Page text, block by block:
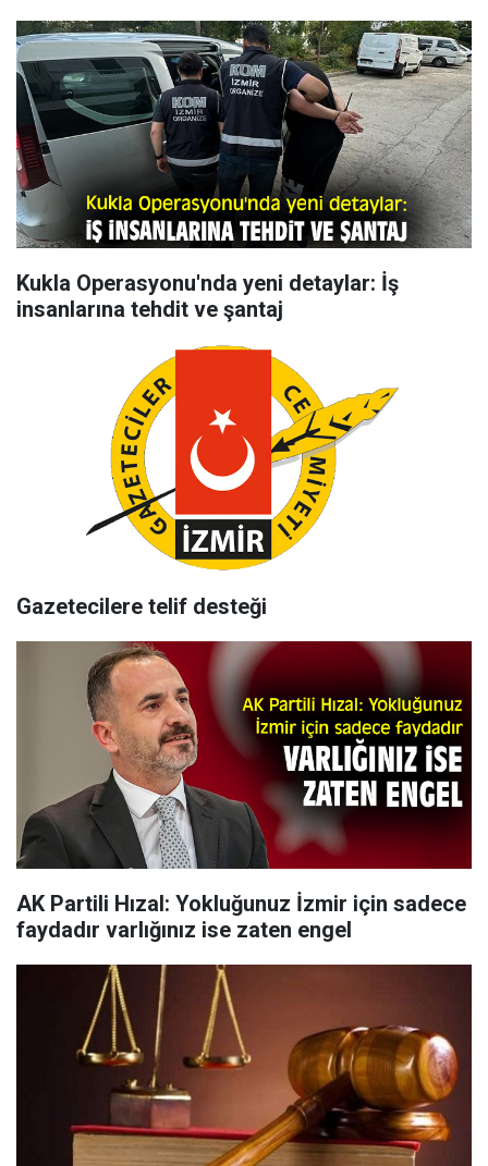
Kukla Operasyonu'nda yeni detaylar: İş
insanlarına tehdit ve şantaj
Gazetecilere telif desteği
AK Partili Hızal: Yokluğunuz İzmir için sadece
faydadır varlığınız ise zaten engel